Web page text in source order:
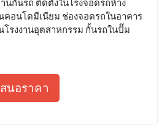
นกั้นรถ ติดตั้งในโรงจอดรถห้าง
คอนโดมีเนียม ช่องจอดรถในอาคาร
รงงานอุตสาหกรรม กั้นรถในปั๊ม
นอราคา